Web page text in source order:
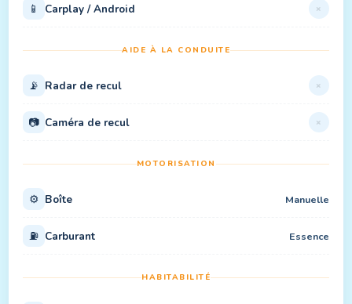
📱 Carplay / Android ×
AIDE À LA CONDUITE
📡 Radar de recul ×
📷 Caméra de recul ×
MOTORISATION
⚙️ Boîte Manuelle
⛽ Carburant Essence
HABITABILITÉ